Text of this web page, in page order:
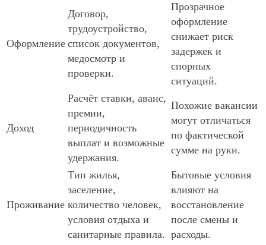
Оформление
Договор,
трудоустройство,
список документов,
медосмотр и
проверки.
Прозрачное
оформление
снижает риск
задержек и
спорных
ситуаций.
Доход
Расчёт ставки, аванс,
премии,
периодичность
выплат и возможные
удержания.
Похожие вакансии
могут отличаться
по фактической
сумме на руки.
Проживание
Тип жилья,
заселение,
количество человек,
условия отдыха и
санитарные правила.
Бытовые условия
влияют на
восстановление
после смены и
расходы.